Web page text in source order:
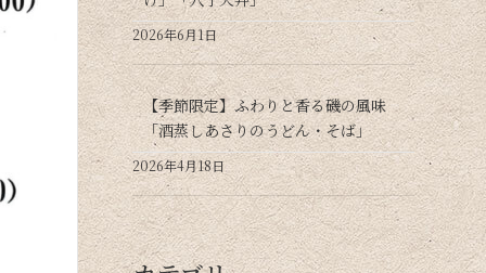
2026年6月1日
【季節限定】ふわりと香る磯の風味
「酒蒸しあさりのうどん・そば」
2026年4月18日